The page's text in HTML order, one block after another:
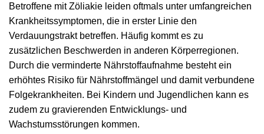
Betroffene mit Zöliakie leiden oftmals unter umfangreichen
Krankheitssymptomen, die in erster Linie den
Verdauungstrakt betreffen. Häufig kommt es zu
zusätzlichen Beschwerden in anderen Körperregionen.
Durch die verminderte Nährstoffaufnahme besteht ein
erhöhtes Risiko für Nährstoffmängel und damit verbundene
Folgekrankheiten. Bei Kindern und Jugendlichen kann es
zudem zu gravierenden Entwicklungs- und
Wachstumsstörungen kommen.